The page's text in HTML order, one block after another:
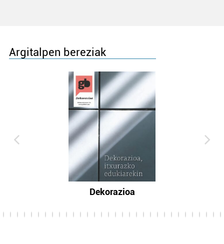
Argitalpen bereziak
Dekorazioa